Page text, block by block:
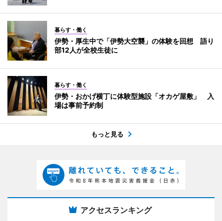
暮らす・働く
伊勢・厚生中で「伊勢大空襲」の体験を回想 語り
部12人が全校生徒に
暮らす・働く
伊勢・おかげ横丁に体験型施設「オカゲ屋敷」 入
場は事前予約制
もっと見る
アクセスランキング